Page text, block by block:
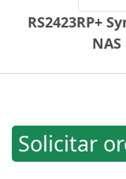
RS2423RP+
NAS
Solicitar